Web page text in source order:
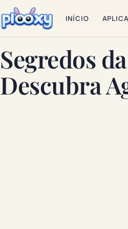
INÍCIO
Segredos
Descubra